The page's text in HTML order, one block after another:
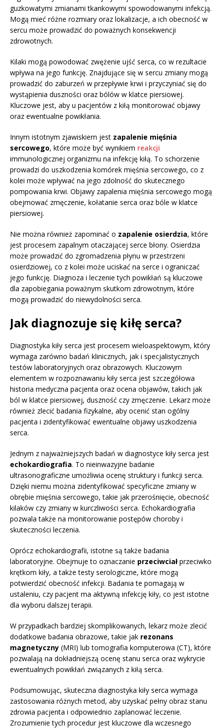
guzkowatymi zmianami tkankowymi spowodowanymi infekcją.
Mogą mieć różne rozmiary oraz lokalizacje, a ich obecność w
sercu może prowadzić do poważnych konsekwencji
zdrowotnych.
Kilaki mogą powodować zwężenie ujść serca, co w rezultacie
wpływa na jego funkcję. Znajdujące się w sercu zmiany mogą
prowadzić do zaburzeń w przepływie krwi i przyczyniać się do
wystąpienia duszności oraz bólów w klatce piersiowej.
Kluczowe jest, aby u pacjentów z kiłą monitorować objawy
oraz ewentualne powikłania.
Innym istotnym zjawiskiem jest zapalenie mięśnia
sercowego, które może być wynikiem reakcji
immunologicznej organizmu na infekcję kiłą. To schorzenie
prowadzi do uszkodzenia komórek mięśnia sercowego, co z
kolei może wpływać na jego zdolność do skutecznego
pompowania krwi. Objawy zapalenia mięśnia sercowego mogą
obejmować zmęczenie, kołatanie serca oraz bóle w klatce
piersiowej.
Nie można również zapominać o zapalenie osierdzia, które
jest procesem zapalnym otaczającej serce błony. Osierdzia
może prowadzić do zgromadzenia płynu w przestrzeni
osierdziowej, co z kolei może uciskać na serce i ograniczać
jego funkcję. Diagnoza i leczenie tych powikłań są kluczowe
dla zapobiegania poważnym skutkom zdrowotnym, które
mogą prowadzić do niewydolności serca.
Jak diagnozuje się kiłę serca?
Diagnostyka kiły serca jest procesem wieloaspektowym, który
wymaga zarówno badań klinicznych, jak i specjalistycznych
testów laboratoryjnych oraz obrazowych. Kluczowym
elementem w rozpoznawaniu kiły serca jest szczegółowa
historia medyczna pacjenta oraz ocena objawów, takich jak
ból w klatce piersiowej, duszność czy zmęczenie. Lekarz może
również zlecić badania fizykalne, aby ocenić stan ogólny
pacjenta i zidentyfikować ewentualne objawy uszkodzenia
serca.
Jednym z najważniejszych badań w diagnostyce kiły serca jest
echokardiografia. To nieinwazyjne badanie
ultrasonograficzne umożliwia ocenę struktury i funkcji serca.
Dzięki niemu można zidentyfikować specyficzne zmiany w
obrębie mięśnia sercowego, takie jak przerośnięcie, obecność
kilaków czy zmiany w kurczliwości serca. Echokardiografia
pozwala także na monitorowanie postępów choroby i
skuteczności leczenia.
Oprócz echokardiografii, istotne są także badania
laboratoryjne. Obejmuje to oznaczanie przeciwciałprzeciwko
krętkom kiły, a także testy serologiczne, które mogą
potwierdzić obecność infekcji. Badania te pomagają w
ustaleniu, czy pacjent ma aktywną infekcję kiły, co jest istotne
dla wyboru dalszej terapii.
W przypadkach bardziej skomplikowanych, lekarz może zlecić
dodatkowe badania obrazowe, takie jak rezonans
magnetyczny (MRI) lub tomografia komputerowa (CT), które
pozwalają na dokładniejszą ocenę stanu serca oraz wykrycie
ewentualnych powikłań związanych z kiłą serca.
Podsumowując, skuteczna diagnostyka kiły serca wymaga
zastosowania różnych metod, aby uzyskać pełny obraz stanu
zdrowia pacjenta i odpowiednio zaplanować leczenie.
Zrozumienie tych procedur jest kluczowe dla wczesnego